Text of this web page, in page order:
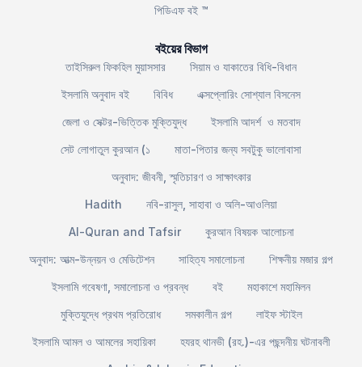
পিডিএফ বই ™
বইয়ের বিভাগ
তাইসিরুল ফিকহিল মুয়াসসার
সিয়াম ও যাকাতের বিধি-বিধান
ইসলামি অনুবাদ বই
বিবিধ
এক্সপ্লোরিং সোশ্যাল বিসনেস
জেলা ও সেক্টর-ভিত্তিক মুক্তিযুদ্ধ
ইসলামি আদর্শ ও মতবাদ
সেট লোগাতুল কুরআন (১
মাতা-পিতার জন্য সবটুকু ভালোবাসা
অনুবাদ: জীবনী, স্মৃতিচারণ ও সাক্ষাৎকার
Hadith
নবি-রাসুল, সাহাবা ও অলি-আওলিয়া
Al-Quran and Tafsir
কুরআন বিষয়ক আলোচনা
অনুবাদ: আত্ম-উন্নয়ন ও মেডিটেশন
সাহিত্য সমালোচনা
শিক্ষনীয় মজার গল্প
ইসলামি গবেষণা, সমালোচনা ও প্রবন্ধ
বই
মহাকাশে মহামিলন
মুক্তিযুদ্ধে প্রথম প্রতিরোধ
সমকালীন গল্প
লাইফ স্টাইল
ইসলামি আমল ও আমলের সহায়িকা
হযরহ থানভী (রহ.)-এর পছন্দনীয় ঘটনাবলী